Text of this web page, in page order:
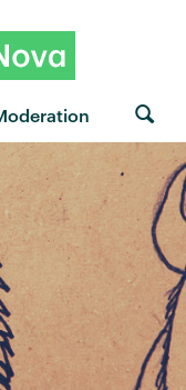
Syndrom feat. Trille